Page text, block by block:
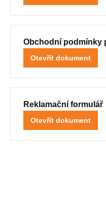
Obchodní podmínky
Otevřít dokument
Reklamační formulář
Otevřít dokument